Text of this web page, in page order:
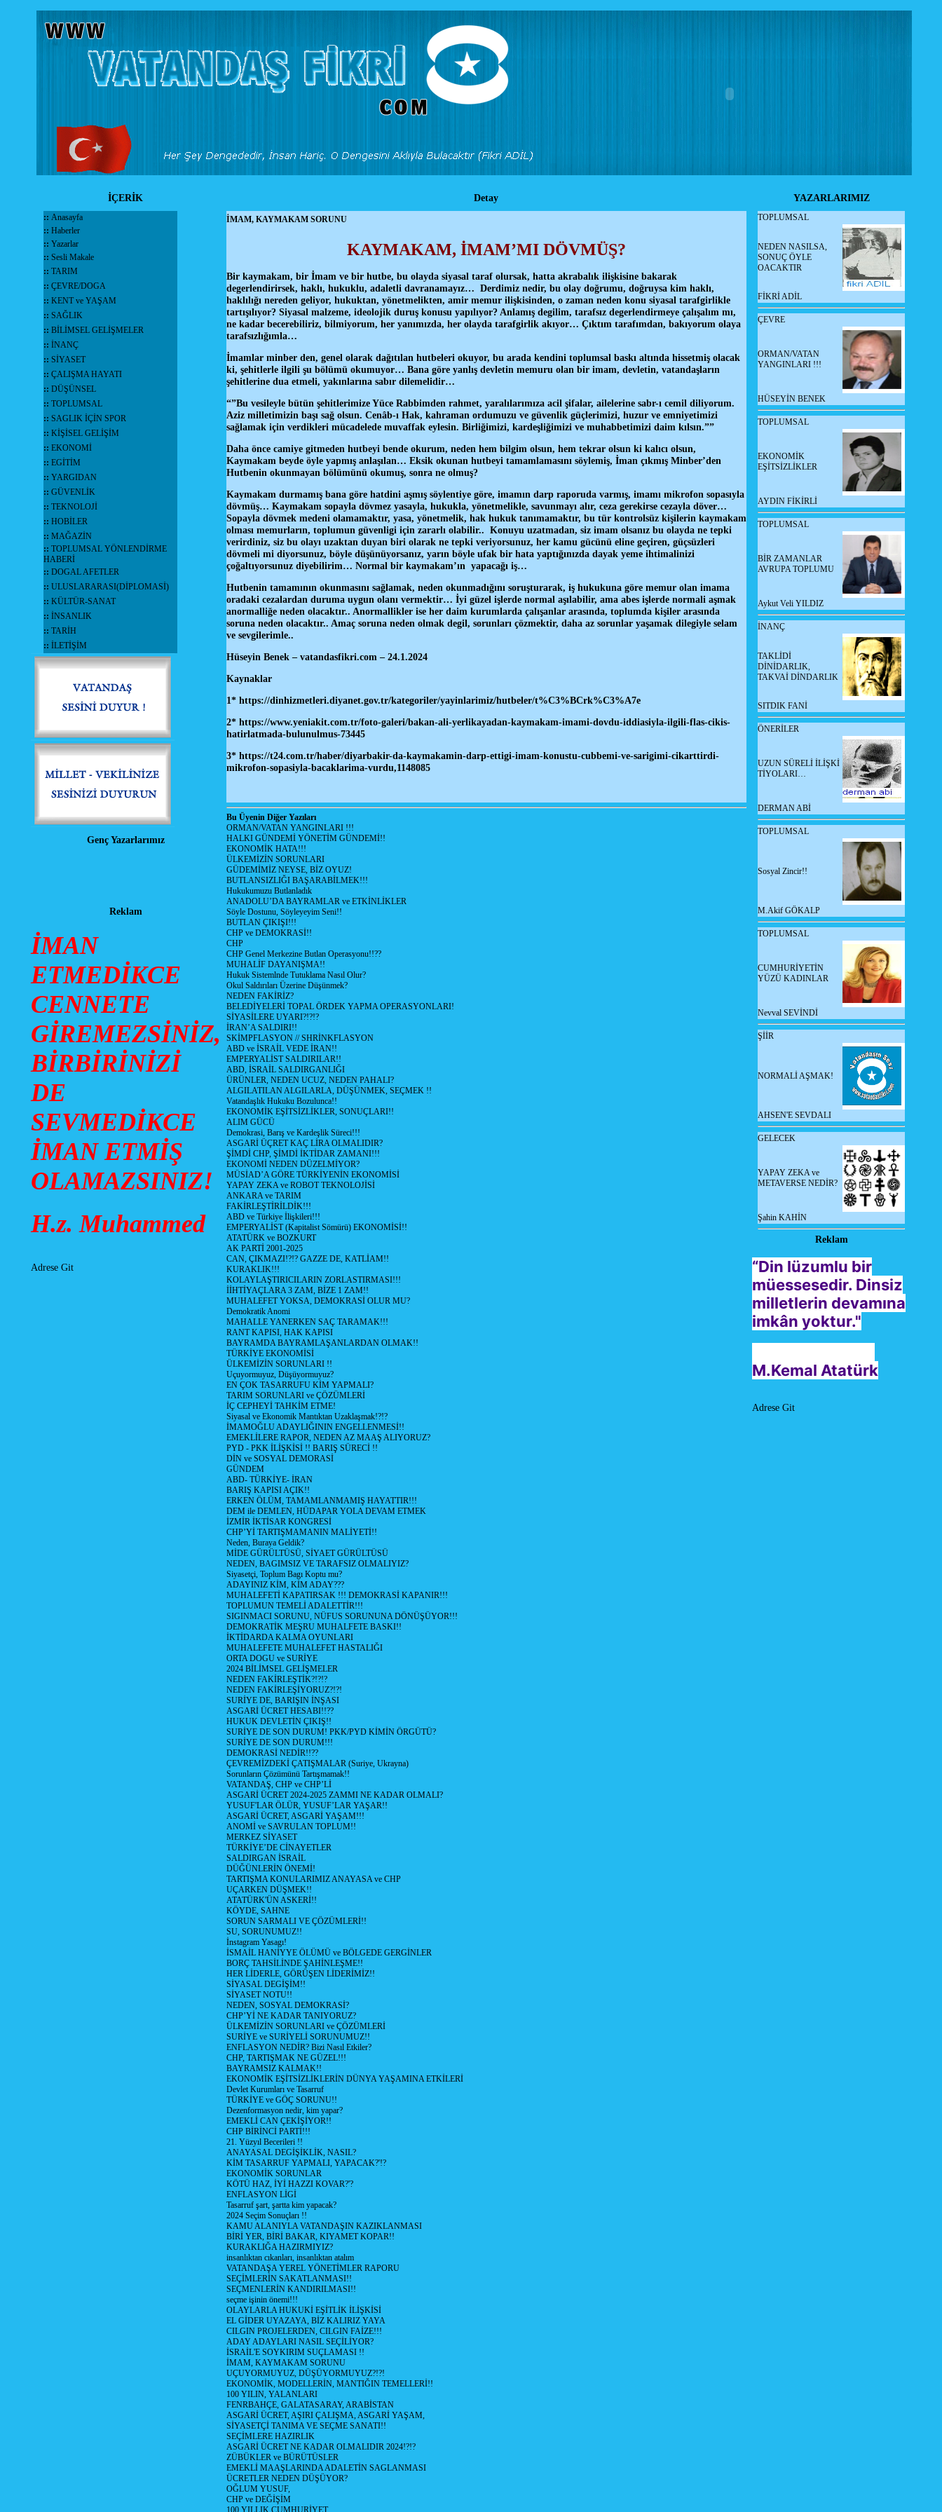
İÇERİK Detay YAZARLARIMIZ
:: Anasayfa
:: Haberler
:: Yazarlar
:: Sesli Makale
:: TARIM
:: ÇEVRE/DOGA
:: KENT ve YAŞAM
:: SAĞLIK
:: BİLİMSEL GELİŞMELER
:: İNANÇ
:: SİYASET
:: ÇALIŞMA HAYATI
:: DÜŞÜNSEL
:: TOPLUMSAL
:: SAGLIK İÇİN SPOR
:: KİŞİSEL GELİŞİM
:: EKONOMİ
:: EGİTİM
:: YARGIDAN
:: GÜVENLİK
:: TEKNOLOJİ
:: HOBİLER
:: MAĞAZİN
:: TOPLUMSAL YÖNLENDİRME
HABERİ
:: DOGAL AFETLER
:: ULUSLARARASI(DİPLOMASİ)
:: KÜLTÜR-SANAT
:: İNSANLIK
:: TARİH
:: İLETİŞİM
Genç Yazarlarımız
Reklam
İMAN
ETMEDİKCE
CENNETE
GİREMEZSİNİZ,
BİRBİRİNİZİ
DE
SEVMEDİKCE
İMAN ETMİŞ
OLAMAZSINIZ!
H.z. Muhammed
Adrese Git
İMAM, KAYMAKAM SORUNU
KAYMAKAM, İMAM’MI DÖVMÜŞ?
Bir kaymakam, bir İmam ve bir hutbe, bu olayda siyasal taraf olursak, hatta akrabalık ilişkisine bakarak
degerlendirirsek, haklı, hukuklu, adaletli davranamayız… Derdimiz nedir, bu olay doğrumu, doğruysa kim haklı,
haklılığı nereden geliyor, hukuktan, yönetmelikten, amir memur ilişkisinden, o zaman neden konu siyasal tarafgirlikle
tartışılıyor? Siyasal malzeme, ideolojik duruş konusu yapılıyor? Anlamış degilim, tarafsız degerlendirmeye çalışalım mı,
ne kadar becerebiliriz, bilmiyorum, her yanımızda, her olayda tarafgirlik akıyor… Çıktım tarafımdan, bakıyorum olaya
tarafsızlığımla…
İmamlar minber den, genel olarak dağıtılan hutbeleri okuyor, bu arada kendini toplumsal baskı altında hissetmiş olacak
ki, şehitlerle ilgili şu bölümü okumuyor… Bana göre yanlış devletin memuru olan bir imam, devletin, vatandaşların
şehitlerine dua etmeli, yakınlarına sabır dilemelidir…
“”Bu vesileyle bütün şehitlerimize Yüce Rabbimden rahmet, yaralılarımıza acil şifalar, ailelerine sabr-ı cemil diliyorum.
Aziz milletimizin başı sağ olsun. Cenâb-ı Hak, kahraman ordumuzu ve güvenlik güçlerimizi, huzur ve emniyetimizi
sağlamak için verdikleri mücadelede muvaffak eylesin. Birliğimizi, kardeşliğimizi ve muhabbetimizi daim kılsın.””
Daha önce camiye gitmeden hutbeyi bende okurum, neden hem bilgim olsun, hem tekrar olsun ki kalıcı olsun,
Kaymakam beyde öyle yapmış anlaşılan… Eksik okunan hutbeyi tamamlamasını söylemiş, İman çıkmış Minber’den
Hutbenin okunmayan bölümünü okumuş, sonra ne olmuş?
Kaymakam durmamış bana göre hatdini aşmış söylentiye göre, imamın darp raporuda varmış, imamı mikrofon sopasıyla
dövmüş… Kaymakam sopayla dövmez yasayla, hukukla, yönetmelikle, savunmayı alır, ceza gerekirse cezayla döver…
Sopayla dövmek medeni olamamaktır, yasa, yönetmelik, hak hukuk tanımamaktır, bu tür kontrolsüz kişilerin kaymakam
olması memurların, toplumun güvenligi için zararlı olabilir.. Konuyu uzatmadan, siz imam olsanız bu olayda ne tepki
verirdiniz, siz bu olayı uzaktan duyan biri olarak ne tepki veriyorsunuz, her kamu gücünü eline geçiren, güçsüzleri
dövmeli mi diyorsunuz, böyle düşünüyorsanız, yarın böyle ufak bir hata yaptığınızda dayak yeme ihtimalinizi
çoğaltıyorsunuz diyebilirim… Normal bir kaymakam’ın yapacağı iş…
Hutbenin tamamının okunmasını sağlamak, neden okunmadığını soruşturarak, iş hukukuna göre memur olan imama
oradaki cezalardan duruma uygun olanı vermektir… İyi güzel işlerde normal aşılabilir, ama abes işlerde normali aşmak
anormalliğe neden olacaktır.. Anormallikler ise her daim kurumlarda çalışanlar arasında, toplumda kişiler arasında
soruna neden olacaktır.. Amaç soruna neden olmak degil, sorunları çözmektir, daha az sorunlar yaşamak dilegiyle selam
ve sevgilerimle..
Hüseyin Benek – vatandasfikri.com – 24.1.2024
Kaynaklar
1* https://dinhizmetleri.diyanet.gov.tr/kategoriler/yayinlarimiz/hutbeler/t%C3%BCrk%C3%A7e
2* https://www.yeniakit.com.tr/foto-galeri/bakan-ali-yerlikayadan-kaymakam-imami-dovdu-iddiasiyla-ilgili-flas-cikis-
hatirlatmada-bulunulmus-73445
3* https://t24.com.tr/haber/diyarbakir-da-kaymakamin-darp-ettigi-imam-konustu-cubbemi-ve-sarigimi-cikarttirdi-
mikrofon-sopasiyla-bacaklarima-vurdu,1148085
Bu Üyenin Diğer Yazıları
ORMAN/VATAN YANGINLARI !!!
HALKI GÜNDEMİ YÖNETİM GÜNDEMİ!!
EKONOMİK HATA!!!
ÜLKEMİZİN SORUNLARI
GÜDEMİMİZ NEYSE, BİZ OYUZ!
BUTLANSIZLIĞI BAŞARABİLMEK!!!
Hukukumuzu Butlanladık
ANADOLU’DA BAYRAMLAR ve ETKİNLİKLER
Söyle Dostunu, Söyleyeyim Seni!!
BUTLAN ÇIKIŞI!!!
CHP ve DEMOKRASİ!!
CHP
CHP Genel Merkezine Butlan Operasyonu!!??
MUHALİF DAYANIŞMA!!
Hukuk Sistemlnde Tutuklama Nasıl Olur?
Okul Saldırıları Üzerine Düşünmek?
NEDEN FAKİRİZ?
BELEDİYELERİ TOPAL ÖRDEK YAPMA OPERASYONLARI!
SİYASİLERE UYARI?!?!?
İRAN’A SALDIRI!!
SKİMPFLASYON // SHRİNKFLASYON
ABD ve İSRAİL VEDE İRAN!!
EMPERYALİST SALDIRILAR!!
ABD, İSRAİL SALDIRGANLIĞI
ÜRÜNLER, NEDEN UCUZ, NEDEN PAHALI?
ALGILATILAN ALGILARLA, DÜŞÜNMEK, SEÇMEK !!
Vatandaşlık Hukuku Bozulunca!!
EKONOMİK EŞİTSİZLİKLER, SONUÇLARI!!
ALIM GÜCÜ
Demokrasi, Barış ve Kardeşlik Süreci!!!
ASGARİ ÜÇRET KAÇ LİRA OLMALIDIR?
ŞİMDİ CHP, ŞİMDİ İKTİDAR ZAMANI!!!
EKONOMİ NEDEN DÜZELMİYOR?
MÜSİAD’A GÖRE TÜRKİYENİN EKONOMİSİ
YAPAY ZEKA ve ROBOT TEKNOLOJİSİ
ANKARA ve TARIM
FAKİRLEŞTİRİLDİK!!!
ABD ve Türkiye İlişkileri!!!
EMPERYALİST (Kapitalist Sömürü) EKONOMİSİ!!
ATATÜRK ve BOZKURT
AK PARTİ 2001-2025
CAN, ÇIKMAZI!?!? GAZZE DE, KATLİAM!!
KURAKLIK!!!
KOLAYLAŞTIRICILARIN ZORLASTIRMASI!!!
İİHTİYAÇLARA 3 ZAM, BİZE 1 ZAM!!
MUHALEFET YOKSA, DEMOKRASİ OLUR MU?
Demokratik Anomi
MAHALLE YANERKEN SAÇ TARAMAK!!!
RANT KAPISI, HAK KAPISI
BAYRAMDA BAYRAMLAŞANLARDAN OLMAK!!
TÜRKİYE EKONOMİSİ
ÜLKEMİZİN SORUNLARI !!
Uçuyormuyuz, Düşüyormuyuz?
EN ÇOK TASARRUFU KİM YAPMALI?
TARIM SORUNLARI ve ÇÖZÜMLERİ
İÇ CEPHEYİ TAHKİM ETME!
Siyasal ve Ekonomik Mantıktan Uzaklaşmak!?!?
İMAMOĞLU ADAYLIĞININ ENGELLENMESİ!!
EMEKLİLERE RAPOR, NEDEN AZ MAAŞ ALIYORUZ?
PYD - PKK İLİŞKİSİ !! BARIŞ SÜRECİ !!
DİN ve SOSYAL DEMORASİ
GÜNDEM
ABD- TÜRKİYE- İRAN
BARIŞ KAPISI AÇIK!!
ERKEN ÖLÜM, TAMAMLANMAMIŞ HAYATTIR!!!
DEM ile DEMLEN, HÜDAPAR YOLA DEVAM ETMEK
İZMİR İKTİSAR KONGRESİ
CHP’Yİ TARTIŞMAMANIN MALİYETİ!!
Neden, Buraya Geldik?
MİDE GÜRÜLTÜSÜ, SİYAET GÜRÜLTÜSÜ
NEDEN, BAGIMSIZ VE TARAFSIZ OLMALIYIZ?
Siyasetçi, Toplum Bagı Koptu mu?
ADAYINIZ KİM, KİM ADAY???
MUHALEFETİ KAPATIRSAK !!! DEMOKRASİ KAPANIR!!!
TOPLUMUN TEMELİ ADALETTİR!!!
SIGINMACI SORUNU, NÜFUS SORUNUNA DÖNÜŞÜYOR!!!
DEMOKRATİK MEŞRU MUHALFETE BASKI!!
İKTİDARDA KALMA OYUNLARI
MUHALEFETE MUHALEFET HASTALIĞI
ORTA DOGU ve SURİYE
2024 BİLİMSEL GELİŞMELER
NEDEN FAKİRLEŞTİK?!?!?
NEDEN FAKİRLEŞİYORUZ?!?!
SURİYE DE, BARIŞIN İNŞASI
ASGARİ ÜCRET HESABI!!??
HUKUK DEVLETİN ÇIKIŞ!!
SURİYE DE SON DURUM! PKK/PYD KİMİN ÖRGÜTÜ?
SURİYE DE SON DURUM!!!
DEMOKRASİ NEDİR!!??
ÇEVREMİZDEKİ ÇATIŞMALAR (Suriye, Ukrayna)
Sorunların Çözümünü Tartışmamak!!
VATANDAŞ, CHP ve CHP’Lİ
ASGARİ ÜCRET 2024-2025 ZAMMI NE KADAR OLMALI?
YUSUF'LAR ÖLÜR, YUSUF’LAR YAŞAR!!
ASGARİ ÜCRET, ASGARİ YAŞAM!!!
ANOMİ ve SAVRULAN TOPLUM!!
MERKEZ SİYASET
TÜRKİYE’DE CİNAYETLER
SALDIRGAN İSRAİL
DÜĞÜNLERİN ÖNEMİ!
TARTIŞMA KONULARIMIZ ANAYASA ve CHP
UÇARKEN DÜŞMEK!!
ATATÜRK'ÜN ASKERİ!!
KÖYDE, SAHNE
SORUN SARMALI VE ÇÖZÜMLERİ!!
SU, SORUNUMUZ!!
İnstagram Yasagı!
İSMAİL HANİYYE ÖLÜMÜ ve BÖLGEDE GERGİNLER
BORÇ TAHSİLİNDE ŞAHİNLEŞME!!
HER LİDERLE, GÖRÜŞEN LİDERİMİZ!!
SİYASAL DEGİŞİM!!
SİYASET NOTU!!
NEDEN, SOSYAL DEMOKRASİ?
CHP’Yİ NE KADAR TANIYORUZ?
ÜLKEMİZİN SORUNLARI ve ÇÖZÜMLERİ
SURİYE ve SURİYELİ SORUNUMUZ!!
ENFLASYON NEDİR? Bizi Nasıl Etkiler?
CHP, TARTIŞMAK NE GÜZEL!!!
BAYRAMSIZ KALMAK!!
EKONOMİK EŞİTSİZLİKLERİN DÜNYA YAŞAMINA ETKİLERİ
Devlet Kurumları ve Tasarruf
TÜRKİYE ve GÖÇ SORUNU!!
Dezenformasyon nedir, kim yapar?
EMEKLİ CAN ÇEKİŞİYOR!!
CHP BİRİNCİ PARTİ!!!
21. Yüzyıl Becerileri !!
ANAYASAL DEGİŞİKLİK, NASIL?
KİM TASARRUF YAPMALI, YAPACAK?'!?
EKONOMİK SORUNLAR
KÖTÜ HAZ, İYİ HAZZI KOVAR?'?
ENFLASYON LİGİ
Tasarruf şart, şartta kim yapacak?
2024 Seçim Sonuçları !!
KAMU ALANIYLA VATANDAŞIN KAZIKLANMASI
BİRİ YER, BİRİ BAKAR, KIYAMET KOPAR!!
KURAKLIĞA HAZIRMIYIZ?
insanlıktan cıkanları, insanlıktan atalım
VATANDAŞA YEREL YÖNETİMLER RAPORU
SEÇİMLERİN SAKATLANMASI!!
SEÇMENLERİN KANDIRILMASI!!
seçme işinin önemi!!!
OLAYLARLA HUKUKİ EŞİTLİK İLİŞKİSİ
EL GİDER UYAZAYA, BİZ KALIRIZ YAYA
CILGIN PROJELERDEN, CILGIN FAİZE!!!
ADAY ADAYLARI NASIL SEÇİLİYOR?
İSRAİL'E SOYKIRIM SUÇLAMASI !!
İMAM, KAYMAKAM SORUNU
UÇUYORMUYUZ, DÜŞÜYORMUYUZ?!?!
EKONOMİK, MODELLERİN, MANTIĞIN TEMELLERİ!!
100 YILIN, YALANLARI
FENRBAHÇE, GALATASARAY, ARABİSTAN
ASGARİ ÜCRET, AŞIRI ÇALIŞMA, ASGARİ YAŞAM,
SİYASETÇİ TANIMA VE SEÇME SANATI!!
SEÇİMLERE HAZIRLIK
ASGARİ ÜCRET NE KADAR OLMALIDIR 2024!?!?
ZÜBÜKLER ve BÜRÜTÜSLER
EMEKLİ MAAŞLARINDA ADALETİN SAGLANMASI
ÜCRETLER NEDEN DÜŞÜYOR?
OĞLUM YUSUF,
CHP ve DEĞİŞİM
100 YILLIK CUMHURİYET
TOPLUMSAL
NEDEN NASILSA,
SONUÇ ÖYLE
OACAKTIR
FİKRİ ADİL
ÇEVRE
ORMAN/VATAN
YANGINLARI !!!
HÜSEYİN BENEK
TOPLUMSAL
EKONOMİK
EŞİTSİZLİKLER
AYDIN FİKİRLİ
TOPLUMSAL
BİR ZAMANLAR
AVRUPA TOPLUMU
Aykut Veli YILDIZ
İNANÇ
TAKLİDİ
DİNİDARLIK,
TAKVAİ DİNDARLIK
SITDIK FANİ
ÖNERİLER
UZUN SÜRELİ İLİŞKİ
TİYOLARI…
DERMAN ABİ
TOPLUMSAL
Sosyal Zincir!!
M.Akif GÖKALP
TOPLUMSAL
CUMHURİYETİN
YÜZÜ KADINLAR
Nevval SEVİNDİ
ŞİİR
NORMALİ AŞMAK!
AHSEN'E SEVDALI
GELECEK
YAPAY ZEKA ve
METAVERSE NEDİR?
Şahin KAHİN
Reklam
“Din lüzumlu bir
müessesedir. Dinsiz
milletlerin devamına
imkân yoktur."
M.Kemal Atatürk
Adrese Git